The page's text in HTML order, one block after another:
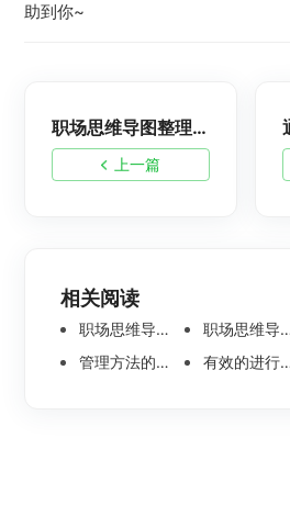
助到你~
上一篇
职场思维导图整理：高效工作八大技能
相关阅读
职场思维导图分享：管理 职场思维导图分享之公司的结构
管理方法的思维导图分享
有效的进行跨部门沟通的思维导图整理